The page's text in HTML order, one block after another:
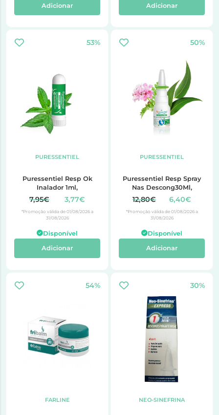
Adicionar Adicionar
53%
PURESSENTIEL
Puressentiel Resp Ok
Inalador 1ml,
7,95€ 3,77€
*Promoção válida de 01/08/2026 a
31/08/2026
Disponível
Adicionar
50%
PURESSENTIEL
Puressentiel Resp Spray
Nas Descong30Ml,
12,80€ 6,40€
*Promoção válida de 01/08/2026 a
31/08/2026
Disponível
Adicionar
54%
FARLINE
30%
NEO-SINEFRINA